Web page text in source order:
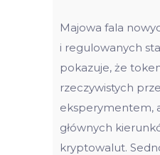
Majowa fala
i regulowanych
pokazuje, że
rzeczywistych
eksperymentem,
głównych
kryptowalut.